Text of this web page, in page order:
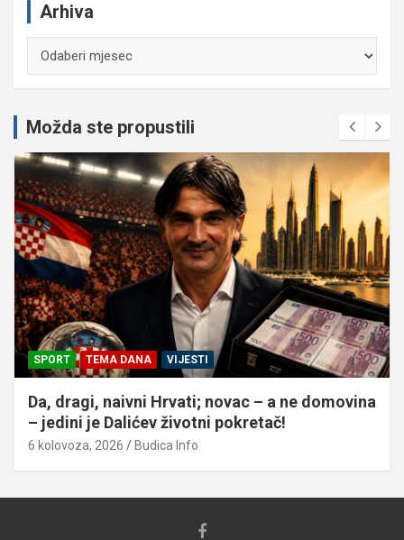
Arhiva
Možda ste propustili
SPORT TEMA DANA VIJESTI
Da, dragi, naivni Hrvati; novac – a ne domovina
– jedini je Dalićev životni pokretač!
6 kolovoza, 2026 Budica Info